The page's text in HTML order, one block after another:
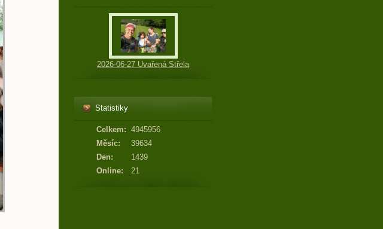
2026-06-27 Uvařená Střela
Statistiky
Online: 21
Celkem: 4945956
Měsíc:
39634
Den:
1439